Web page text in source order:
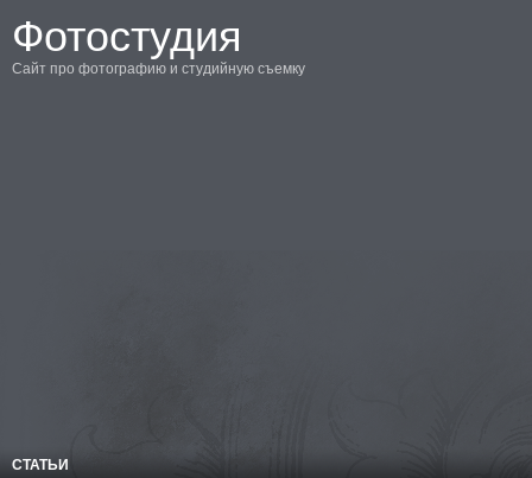
Фотостудия
Сайт про фотографию и студийную съемку
СТАТЬИ